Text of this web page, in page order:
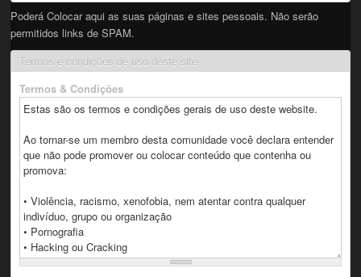
Poderá Colocar aqui as suas páginas e sites pessoais. Não serão
permitidos links de SPAM.
Termos e condições de uso deste site
Termos & Condições